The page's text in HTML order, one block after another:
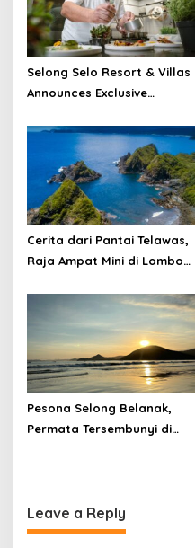
Selong Selo Resort & Villas
Announces Exclusive
Award-Winning Chef Silvano
Amolini at Aura Restaurant,
15th to 31st July 2026.
Cerita dari Pantai Telawas,
Raja Ampat Mini di Lombok
Pesona Selong Belanak,
Permata Tersembunyi di
Leave a Reply